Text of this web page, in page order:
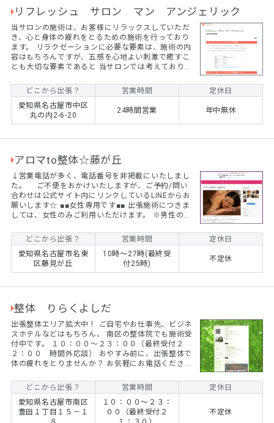
リフレッシュ サロン マン アンジェリック
当サロンの施術は、お客様にリラックスしていただ
き、心と身体の疲れをとるための施術を行っており
ます。 リラクゼーションに必要な要素は、施術の内
容はもちろんですが、五感を心地よい刺激で癒すこ
とも大切な要素であると 当サロンでは考えておりま
を込めて施術させていただきます。
どこから出張？ 営業時間
定休日
愛知県名古屋市中区
丸の内2-6-20
24時間営業 年中無休
アロマto整体☆藤が丘
↓営業電話が多く、電話番号を非掲載にいたしまし
た。 ご不便をおかけいたしますが、ご予約/問い
合わせは公式サイト内にリンクしているLINEからお
願いします☆ ■■女性専用です■■ 出張施術につきま
しては、女性のみご利用いただけます。 ※男性のお
だきます。 (初回)至福の120分☆アロマリンパマッ
サージ 通常価格￥12,300 ⇒ ¥9,800+交通費
(初回)たっぷり150分☆アロマリンパマッサージ
通常価格￥15,300 ⇒ ¥12,800円+交通費 ※もみ
ほぐし・整体も同価格でご...
どこから出張？ 営業時間
定休日
愛知県名古屋市名東
区藤見が丘
10時～27時(最終受
付25時)
不定休
整体 りらくよしだ
出張整体エリア拡大中！ ご自宅やお仕事先、ビジネ
スホテルなどはもちろん、 南区の整体院でも施術受
付中です。 １０：００～２３：００（最終受付２
２：００ 時間外応談） おやすみ前に、出張整体で
体の疲れをとりませんか？ お気軽にお電話ください
繰体バランス療法、骨盤調整など バキバキしないソ
フトな整体を ぜひおためしください！
どこから出張？ 営業時間
定休日
愛知県名古屋市南区
豊田１丁目１５－１
１０：００～２３：
００（最終受付２
不定休